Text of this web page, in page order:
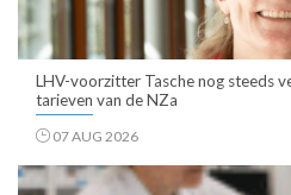
LHV-voorzitter Tasche nog steeds
tarieven van de NZa
07 AUG 2026